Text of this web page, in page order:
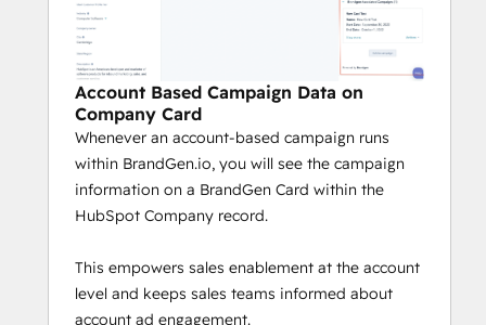
Account Based Campaign Data on
Company Card
Whenever an account-based campaign runs
within BrandGen.io, you will see the campaign
information on a BrandGen Card within the
HubSpot Company record.
This empowers sales enablement at the account
level and keeps sales teams informed about
account ad engagement.